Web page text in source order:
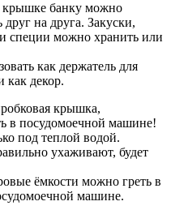
крышке банку можно
на друга. Закуски,
специи можно хранить или
как держатель для
как декор.
крышка,
в посудомоечной машине!
под теплой водой.
ухаживают, будет
ёмкости можно греть в
машине.